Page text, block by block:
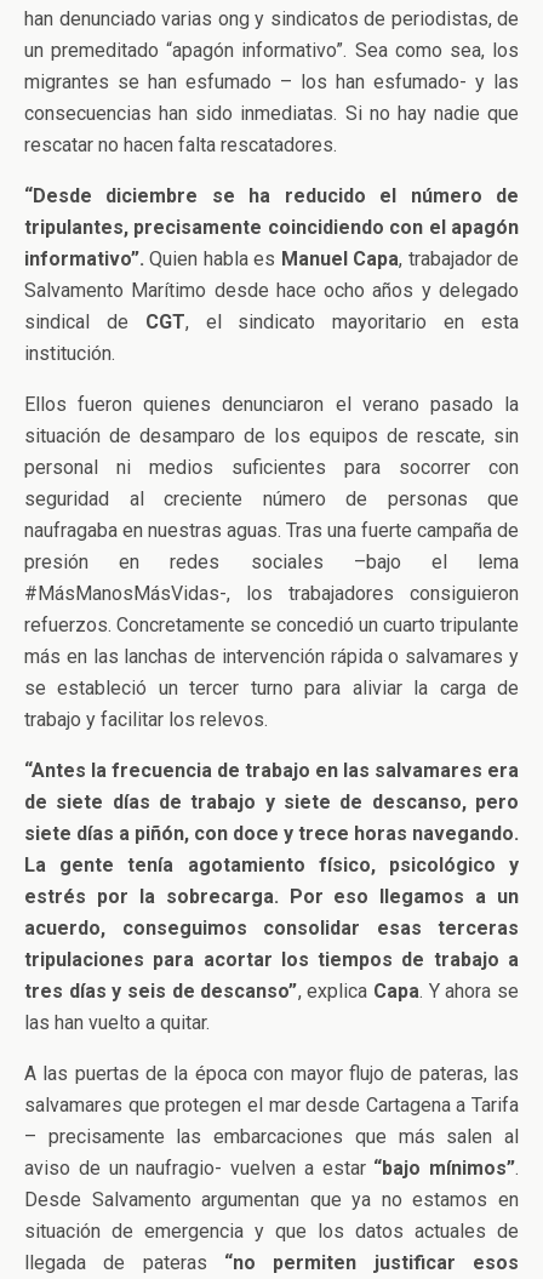
han denunciado varias ong y sindicatos de periodistas, de
un premeditado “apagón informativo”. Sea como sea, los
migrantes se han esfumado – los han esfumado- y las
consecuencias han sido inmediatas. Si no hay nadie que
rescatar no hacen falta rescatadores.
“Desde diciembre se ha reducido el número de
tripulantes, precisamente coincidiendo con el apagón
informativo”. Quien habla es Manuel Capa, trabajador de
Salvamento Marítimo desde hace ocho años y delegado
sindical de CGT, el sindicato mayoritario en esta
institución.
Ellos fueron quienes denunciaron el verano pasado la
situación de desamparo de los equipos de rescate, sin
personal ni medios suficientes para socorrer con
seguridad al creciente número de personas que
naufragaba en nuestras aguas. Tras una fuerte campaña de
presión en redes sociales –bajo el lema
#MásManosMásVidas-, los trabajadores consiguieron
refuerzos. Concretamente se concedió un cuarto tripulante
más en las lanchas de intervención rápida o salvamares y
se estableció un tercer turno para aliviar la carga de
trabajo y facilitar los relevos.
“Antes la frecuencia de trabajo en las salvamares era
de siete días de trabajo y siete de descanso, pero
siete días a piñón, con doce y trece horas navegando.
La gente tenía agotamiento físico, psicológico y
estrés por la sobrecarga. Por eso llegamos a un
acuerdo, conseguimos consolidar esas terceras
tripulaciones para acortar los tiempos de trabajo a
tres días y seis de descanso”, explica Capa. Y ahora se
las han vuelto a quitar.
A las puertas de la época con mayor flujo de pateras, las
salvamares que protegen el mar desde Cartagena a Tarifa
– precisamente las embarcaciones que más salen al
aviso de un naufragio- vuelven a estar “bajo mínimos”.
Desde Salvamento argumentan que ya no estamos en
situación de emergencia y que los datos actuales de
llegada de pateras “no permiten justificar esos